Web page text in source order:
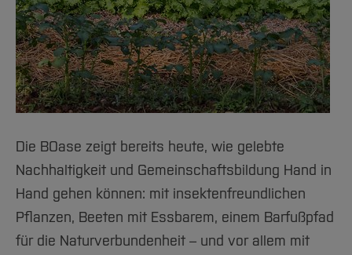
Die BOase zeigt bereits heute, wie gelebte
Nachhaltigkeit und Gemeinschaftsbildung Hand in
Hand gehen können: mit insektenfreundlichen
Pflanzen, Beeten mit Essbarem, einem Barfußpfad
für die Naturverbundenheit – und vor allem mit